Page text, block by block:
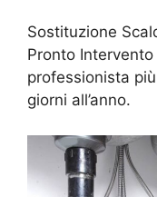
Sostituzione
Pronto
professionista
giorni all’anno.